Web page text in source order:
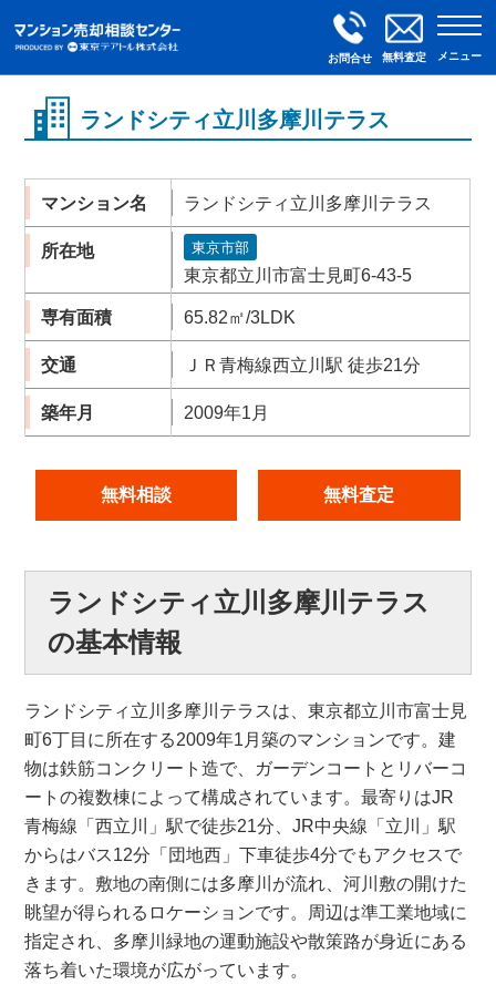
お問合せ 無料査定 メニュー
ランドシティ立川多摩川テラス
マンション名 ランドシティ立川多摩川テラス
所在地 東京市部
東京都立川市富士見町6-43-5
専有面積 65.82㎡/3LDK
交通 ＪＲ青梅線西立川駅 徒歩21分
築年月 2009年1月
無料相談 無料査定
ランドシティ立川多摩川テラス
の基本情報
ランドシティ立川多摩川テラスは、東京都立川市富士見
町6丁目に所在する2009年1月築のマンションです。建
物は鉄筋コンクリート造で、ガーデンコートとリバーコ
ートの複数棟によって構成されています。最寄りはJR
青梅線「西立川」駅で徒歩21分、JR中央線「立川」駅
からはバス12分「団地西」下車徒歩4分でもアクセスで
きます。敷地の南側には多摩川が流れ、河川敷の開けた
眺望が得られるロケーションです。周辺は準工業地域に
指定され、多摩川緑地の運動施設や散策路が身近にある
落ち着いた環境が広がっています。